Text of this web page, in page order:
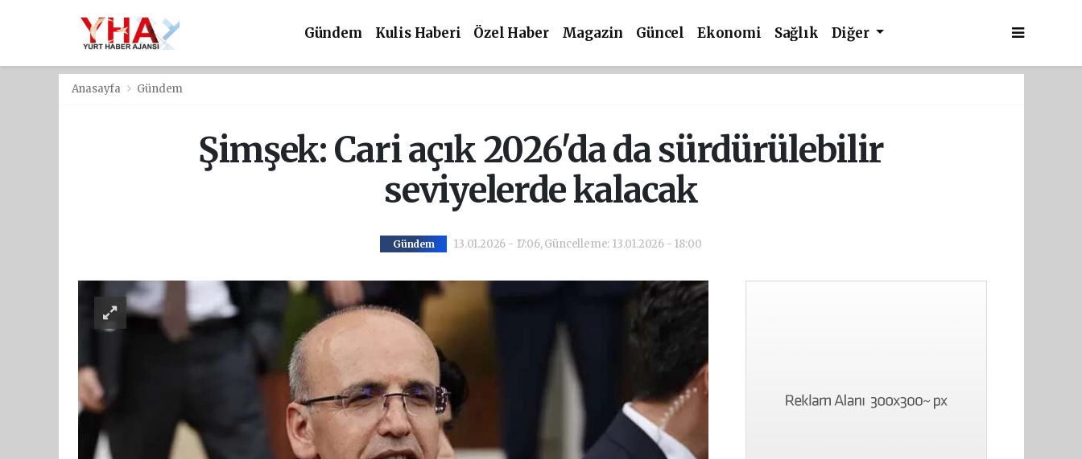
Gündem Kulis Haberi Özel Haber Magazin Güncel Ekonomi Sağlık Diğer
Anasayfa Gündem
Şimşek: Cari açık 2026'da da sürdürülebilir
seviyelerde kalacak
Gündem 13.01.2026 - 17:06, Güncelleme: 13.01.2026 - 18:00